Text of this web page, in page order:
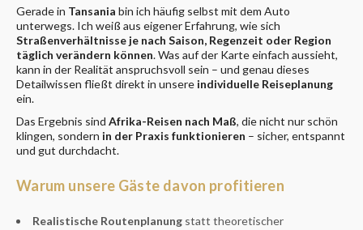
Gerade in Tansania bin ich häufig selbst mit dem Auto
unterwegs. Ich weiß aus eigener Erfahrung, wie sich
Straßenverhältnisse je nach Saison, Regenzeit oder Region
täglich verändern können. Was auf der Karte einfach aussieht,
kann in der Realität anspruchsvoll sein – und genau dieses
Detailwissen fließt direkt in unsere individuelle Reiseplanung
ein.
Das Ergebnis sind Afrika-Reisen nach Maß, die nicht nur schön
klingen, sondern in der Praxis funktionieren – sicher, entspannt
und gut durchdacht.
Warum unsere Gäste davon profitieren
Realistische Routenplanung statt theoretischer